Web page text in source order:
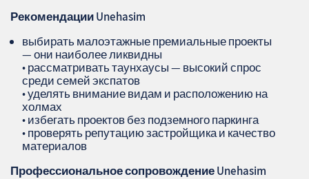
РекомендацииUnehasim
выбирать малоэтажные премиальные проекты
— они наиболее ликвидны
• рассматривать таунхаусы — высокий спрос
среди семей экспатов
• уделять внимание видам и расположению на
холмах
• избегать проектов без подземного паркинга
• проверять репутацию застройщика и качество
материалов
Профессиональное сопровождениеUnehasim